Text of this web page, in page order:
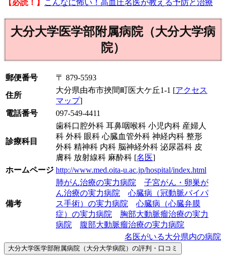
【必読！】 こんなに怖い！高血圧名医が教える予防と治療
大分大学医学部附属病院（大分大学病
院）
郵便番号 〒 879-5593
住所
大分県由布市挾間町医大ケ丘1-1 [アクセス
マップ]
電話番号
097-549-4411
診療科目
歯科口腔外科 耳鼻咽喉科 小児内科 産婦人
科 外科 眼科 心臓血管外科 神経内科 整形
外科 精神科 内科 脳神経外科 泌尿器科 皮
膚科 放射線科 麻酔科 [名医]
ホームページ http://www.med.oita-u.ac.jp/hospital/index.html
備考
肺がん治療の実力病院
子宮がん・卵巣が
ん治療の実力病院
心臓病（冠動脈バイパ
ス手術）の実力病院
心臓病（心臓弁膜
症）の実力病院
胸部大動脈瘤治療の実力
病院
腹部大動脈瘤治療の実力病院
名医がいる大分県内の病院